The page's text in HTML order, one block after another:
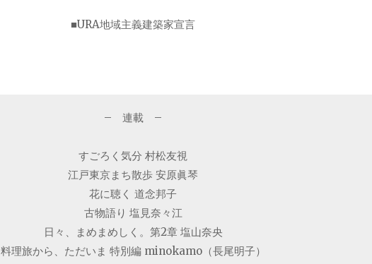
■URA地域主義建築家宣言
– 連載 –
すごろく気分 村松友視
江戸東京まち散歩 安原眞琴
花に聴く 道念邦子
古物語り 塩見奈々江
日々、まめまめしく。第2章 塩山奈央
料理旅から、ただいま 特別編 minokamo（長尾明子）